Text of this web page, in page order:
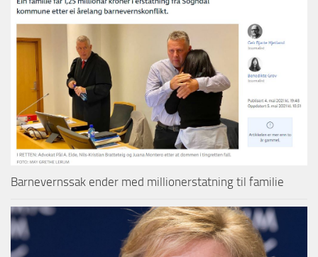
Barnevernssak ender med millionerstatning til familie